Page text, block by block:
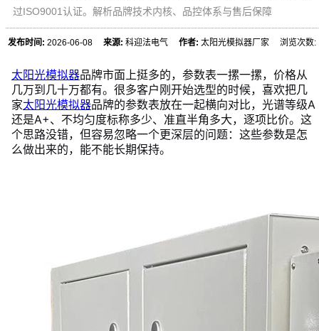
过ISO9001认证。解析品牌技术内核、品控体系与售后保障
发布时间: 2026-06-08来源: 科迎法电气作者: 太阳光模拟器厂家 浏览次数:
太阳光模拟器品牌市面上挺多的，参数表一摞一摞，价格从
几万到几十万都有。很多客户刚开始选型的时候，喜欢把几
家太阳光模拟器品牌的参数表放在一起横向对比，光谱等级A
还是A+、不均匀度标称多少、准直半角多大，逐项比价。这
个思路没错，但容易忽略一个更深层的问题：这些参数是怎
么做出来的，能不能长期保持。